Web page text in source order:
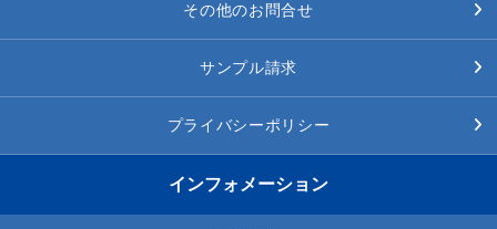
その他のお問合せ
サンプル請求
プライバシーポリシー
インフォメーション